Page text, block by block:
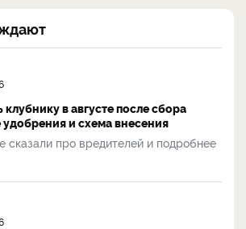
в августе после сбора
и схема внесения
сказали про вредителей и подробнее